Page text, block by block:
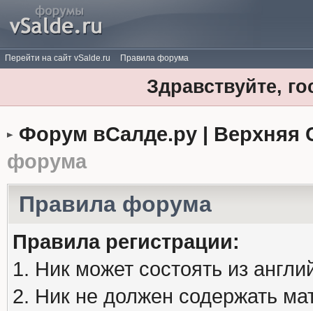
Перейти на сайт vSalde.ru Правила форума
Здравствуйте,
Форум вСалде.ру | Верхняя
форума
Правила форума
Правила регистрации:
1. Ник может состоять из
2. Ник не должен содержать